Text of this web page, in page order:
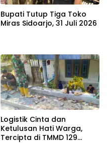
Bupati Tutup Tiga Toko
Miras Sidoarjo, 31 Juli 2026
Logistik Cinta dan
Ketulusan Hati Warga,
Tercipta di TMMD 129